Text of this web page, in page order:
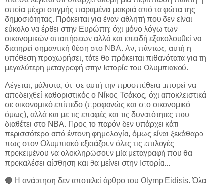
οποία μέχρι στιγμής παραμένει μακριά από τα φώτα της
δημοσιότητας. Πρόκειται για έναν αθλητή που δεν είναι
εύκολο να έρθει στην Ευρώπη: όχι μόνο λόγω των
οικονομικών απαιτήσεων αλλά και επειδή εξακολουθεί να
διατηρεί σημαντική θέση στο NBA. Αν, πάντως, αυτή η
υπόθεση προχωρήσει, τότε θα πρόκειται πιθανότατα για τη
μεγαλύτερη μεταγραφή στην Ιστορία του Ολυμπιακού.
Λέγεται, μάλιστα, ότι σε αυτή την προσπάθεια μπορεί να
αποδειχθεί καθοριστικός ο Νίκος Τσάκος, όχι αποκλειστικά
σε οικονομικό επίπεδο (προφανώς και στο οικονομικό
όμως), αλλά και με τις επαφές και τις δυνατότητες που
διαθέτει στο ΝΒΑ. Προς το παρόν δεν υπάρχει κάτι
περισσότερο από έντονη φημολογία, όμως είναι ξεκάθαρο
πως στον Ολυμπιακό εξετάζουν όλες τις επιλογές
προκειμένου να ολοκληρώσουν μία μεταγραφή που θα
προκαλέσει αίσθηση και θα μείνει στην Ιστορία...
🔴 Η ανάρτηση δεν αποτελεί άρθρο του Olymp Eidisis. Όλα